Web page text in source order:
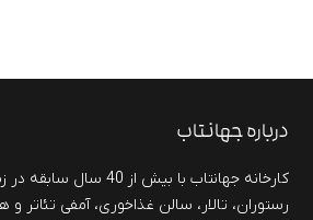
درباره جهانتاب
کارخانه جهانتاب با بیش
رستوران، تالار، سالن غذاخوری، آمفی تئاتر